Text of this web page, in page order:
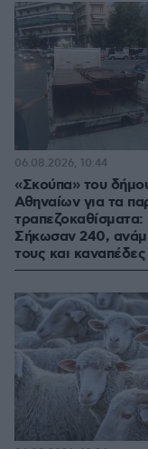
«Σκούπα» του
Αθηναίων για τα
τραπεζοκαθίσματα:
Σήκωσαν 240,
τους και καναπέδες
06.08.2026, 10:44